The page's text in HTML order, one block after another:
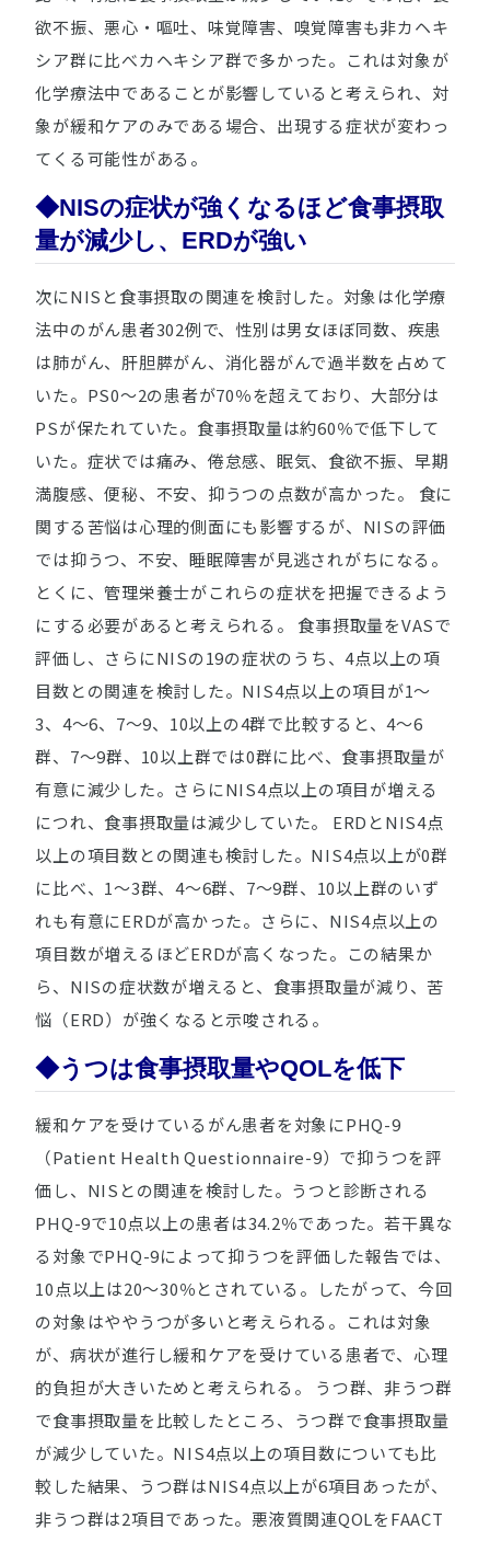
欲不振、悪心・嘔吐、味覚障害、嗅覚障害も非カヘキ
シア群に比べカヘキシア群で多かった。これは対象が
化学療法中であることが影響していると考えられ、対
象が緩和ケアのみである場合、出現する症状が変わっ
てくる可能性がある。
◆NISの症状が強くなるほど食事摂取
量が減少し、ERDが強い
次にNISと食事摂取の関連を検討した。対象は化学療
法中のがん患者302例で、性別は男女ほぼ同数、疾患
は肺がん、肝胆膵がん、消化器がんで過半数を占めて
いた。PS0～2の患者が70％を超えており、大部分は
PSが保たれていた。食事摂取量は約60％で低下して
いた。症状では痛み、倦怠感、眠気、食欲不振、早期
満腹感、便秘、不安、抑うつの点数が高かった。 食に
関する苦悩は心理的側面にも影響するが、NISの評価
では抑うつ、不安、睡眠障害が見逃されがちになる。
とくに、管理栄養士がこれらの症状を把握できるよう
にする必要があると考えられる。 食事摂取量をVASで
評価し、さらにNISの19の症状のうち、4点以上の項
目数との関連を検討した。NIS4点以上の項目が1～
3、4～6、7～9、10以上の4群で比較すると、4～6
群、7～9群、10以上群では0群に比べ、食事摂取量が
有意に減少した。さらにNIS4点以上の項目が増える
につれ、食事摂取量は減少していた。 ERDとNIS4点
以上の項目数との関連も検討した。NIS4点以上が0群
に比べ、1～3群、4～6群、7～9群、10以上群のいず
れも有意にERDが高かった。さらに、NIS4点以上の
項目数が増えるほどERDが高くなった。この結果か
ら、NISの症状数が増えると、食事摂取量が減り、苦
悩（ERD）が強くなると示唆される。
◆うつは食事摂取量やQOLを低下
緩和ケアを受けているがん患者を対象にPHQ-9
（Patient Health Questionnaire-9）で抑うつを評
価し、NISとの関連を検討した。うつと診断される
PHQ-9で10点以上の患者は34.2％であった。若干異な
る対象でPHQ-9によって抑うつを評価した報告では、
10点以上は20～30％とされている。したがって、今回
の対象はややうつが多いと考えられる。これは対象
が、病状が進行し緩和ケアを受けている患者で、心理
的負担が大きいためと考えられる。 うつ群、非うつ群
で食事摂取量を比較したところ、うつ群で食事摂取量
が減少していた。NIS4点以上の項目数についても比
較した結果、うつ群はNIS4点以上が6項目あったが、
非うつ群は2項目であった。悪液質関連QOLをFAACT